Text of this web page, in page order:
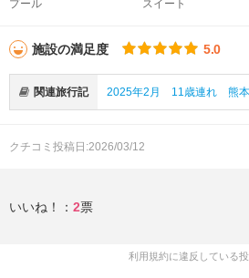
プール スイート
施設の満足度 5.0
関連旅行記 2025年2月 11歳連れ 熊本
クチコミ投稿日:2026/03/12
いいね！： 2票
利用規約に違反している